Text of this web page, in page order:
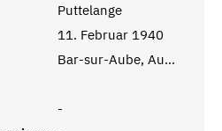
Puttelange
11. Februar 1940
Bar-sur-Aube, Aube, Champagne-Ardenne
-